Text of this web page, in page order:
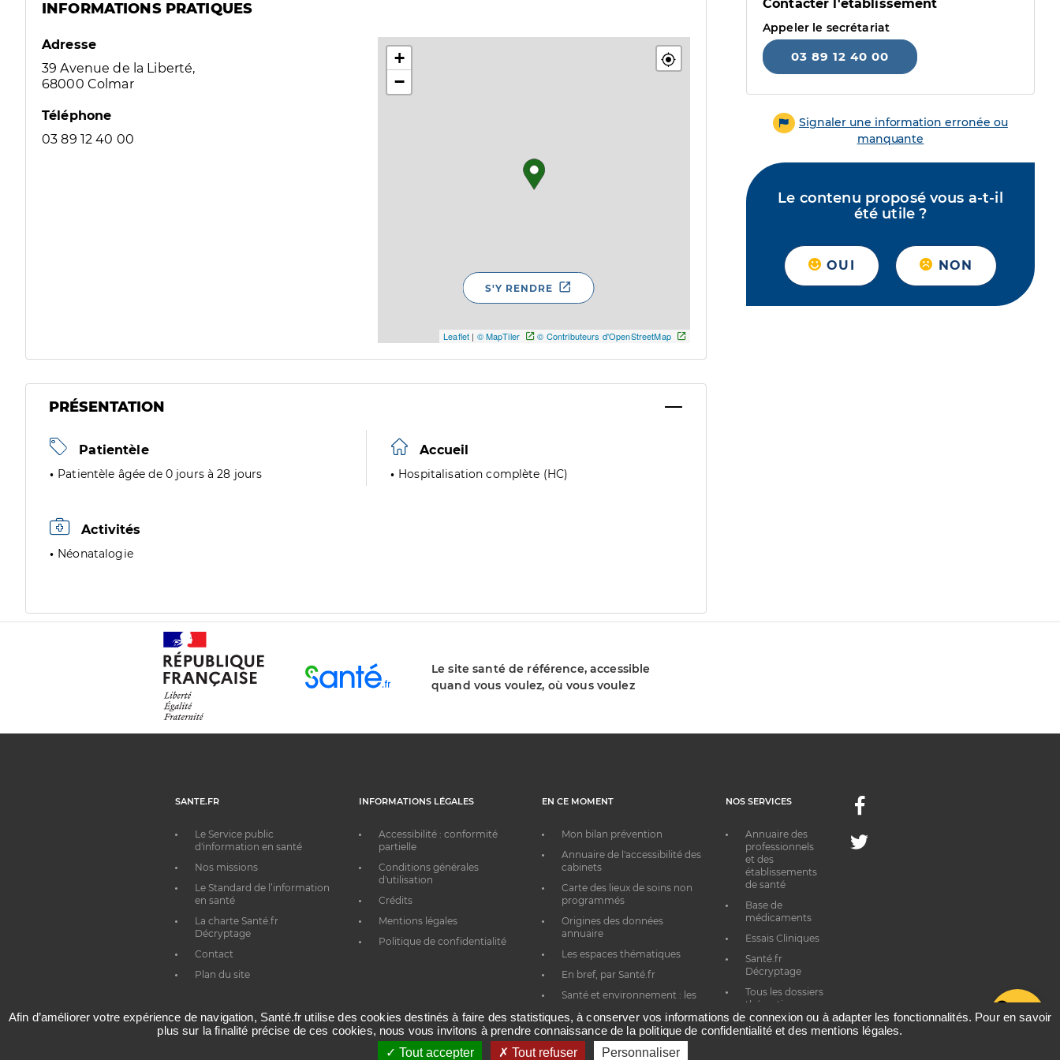
INFORMATIONS PRATIQUES
Adresse
39 Avenue de la Liberté,
68000 Colmar
Téléphone
03 89 12 40 00
+
−
Leaflet | © MapTiler © Contributeurs d'OpenStreetMap
S'Y RENDRE
PRÉSENTATION
Patientèle
Patientèle âgée de 0 jours à 28 jours
Accueil
Hospitalisation complète (HC)
Activités
Néonatalogie
Contacter l'établissement
Appeler le secrétariat
03 89 12 40 00
Signaler une information erronée ou
manquante
Le contenu proposé vous a-t-il
été utile ?
OUI NON
Le site santé de référence, accessible
quand vous voulez, où vous voulez
SANTE.FR
Le Service public
d'information en santé
Nos missions
Le Standard de l’information
en santé
La charte Santé.fr
Décryptage
Contact
Plan du site
INFORMATIONS LÉGALES
Accessibilité : conformité
partielle
Conditions générales
d'utilisation
Crédits
Mentions légales
Politique de confidentialité
EN CE MOMENT
Mon bilan prévention
Annuaire de l'accessibilité des
cabinets
Carte des lieux de soins non
programmés
Origines des données
annuaire
Les espaces thématiques
En bref, par Santé.fr
Santé et environnement : les
NOS SERVICES
Annuaire des
professionnels
et des
établissements
de santé
Base de
médicaments
Essais Cliniques
Santé.fr
Décryptage
Tous les dossiers
thématiques
Facebook
Twitter
Afin d’améliorer votre expérience de navigation, Santé.fr utilise des cookies destinés à faire des statistiques, à conserver vos informations de connexion ou à adapter les fonctionnalités. Pour en savoir
plus sur la finalité précise de ces cookies, nous vous invitons à prendre connaissance de la politique de confidentialité et des mentions légales.
Tout accepter
Tout refuser Personnaliser